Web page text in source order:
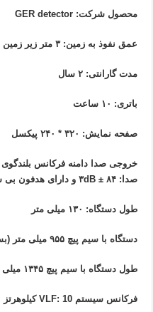
محصول شرکت: GER detector
عمق نفوذ به زمین: ۳ متر زیر زمین
مدت گارانتی: ۲ سال
باتری: ۱۰ ساعت
صفحه نمایش: ۳۲۰ * ۲۴۰ پیکسل
صدا: ۸۴ ± ۳dB و دارای هدفون بی سیم
طول دستگاه: ۱۳۰ میلی متر
دستگاه با سیم پیچ ۹۵۵ میلی متر (بسته)
طول دستگاه با سیم پیچ ۱۳۴۵ میلی متر (باز)
فرکانس سیستم VLF: 10 کیلوهرتز